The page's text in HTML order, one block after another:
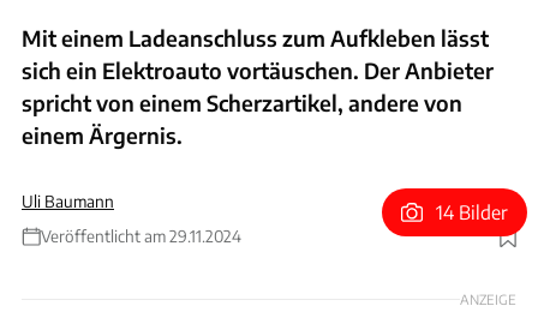
Mit einem Ladeanschluss zum Aufkleben lässt
sich ein Elektroauto vortäuschen. Der Anbieter
spricht von einem Scherzartikel, andere von
einem Ärgernis.
Uli Baumann
Veröffentlicht am 29.11.2024
Foto: Export Commodity
14 Bilder
ANZEIGE